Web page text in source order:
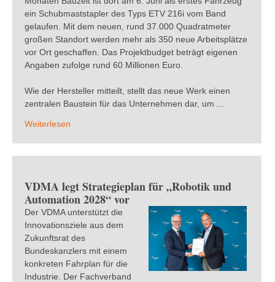
ein Schubmaststapler des Typs ETV 216i vom Band
gelaufen. Mit dem neuen, rund 37.000 Quadratmeter
großen Standort werden mehr als 350 neue Arbeitsplätze
vor Ort geschaffen. Das Projektbudget beträgt eigenen
Angaben zufolge rund 60 Millionen Euro.
Wie der Hersteller mitteilt, stellt das neue Werk einen
zentralen Baustein für das Unternehmen dar, um ...
Weiterlesen
VDMA legt Strategieplan für „Robotik und
Automation 2028“ vor
Der VDMA unterstützt die
Innovationsziele aus dem
Zukunftsrat des
Bundeskanzlers mit einem
konkreten Fahrplan für die
Industrie. Der Fachverband